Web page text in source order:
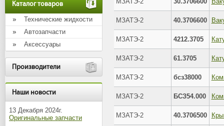
Каталог товаров
Технические жидкости
Автозапчасти
Аксессуары
Производители
Наши новости
13 Декабря 2024г.
Оригинальные запчасти
МЗАТЭ-2 40.3706600
МЗАТЭ-2 4212.3705
МЗАТЭ-2 61.3705
МЗАТЭ-2 бсз38000
МЗАТЭ-2 БСЗ54.000
МЗАТЭ-2 40.3706500